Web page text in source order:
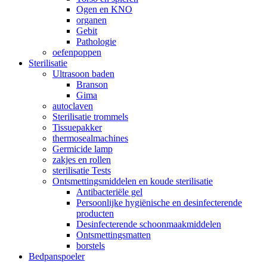
Ogen en KNO
organen
Gebit
Pathologie
oefenpoppen
Sterilisatie
Ultrasoon baden
Branson
Gima
autoclaven
Sterilisatie trommels
Tissuepakker
thermosealmachines
Germicide lamp
zakjes en rollen
sterilisatie Tests
Ontsmettingsmiddelen en koude sterilisatie
Antibacteriële gel
Persoonlijke hygiënische en desinfecterende
producten
Desinfecterende schoonmaakmiddelen
Ontsmettingsmatten
borstels
Bedpanspoeler